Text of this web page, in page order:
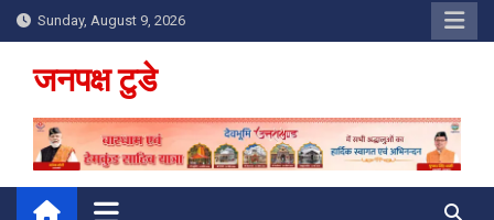
Skip
to
content
Sunday, August 9, 2026
जनपक्ष टुडे